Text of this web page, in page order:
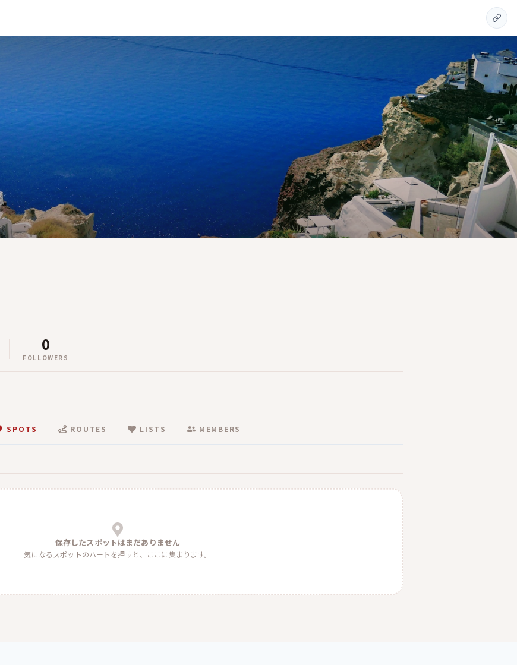
0
FOLLOWERS
SPOTS ROUTES LISTS MEMBERS
保存したスポットはまだありません
気になるスポットのハートを押すと、ここに集まります。